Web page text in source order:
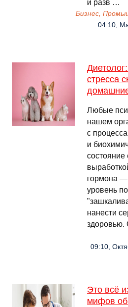
и разв …
Бизнес,
04:10,
стресса
Любые
нашем
с
и
состояние
гормона —
уровень
нанести
здоровью.
09:10,
Это всё
мифов об